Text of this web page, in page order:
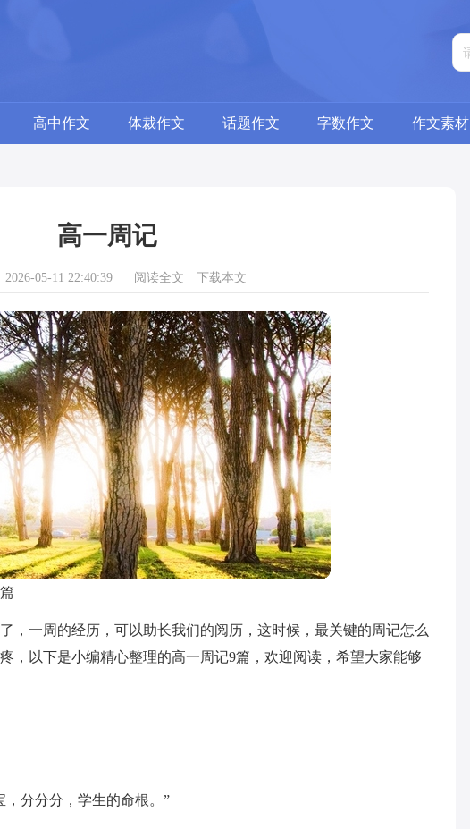
高中作文 体裁作文 话题作文 字数作文 作文素材
高一周记
2026-05-11 22:40:39 阅读全文 下载本文
，一周的经历，可以助长我们的阅历，这时候，最关键的周记怎么
，以下是小编精心整理的高一周记9篇，欢迎阅读，希望大家能够
分分分，学生的命根。”